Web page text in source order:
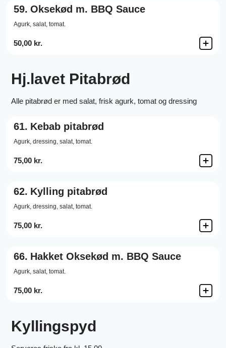
59. Oksekød m. BBQ Sauce
Agurk, salat, tomat.
50,00 kr.
Hj.lavet Pitabrød
Alle pitabrød er med salat, frisk agurk, tomat og dressing
61. Kebab pitabrød
Agurk, dressing, salat, tomat.
75,00 kr.
62. Kylling pitabrød
Agurk, dressing, salat, tomat.
75,00 kr.
66. Hakket Oksekød m. BBQ Sauce
Agurk, salat, tomat.
75,00 kr.
Kyllingspyd